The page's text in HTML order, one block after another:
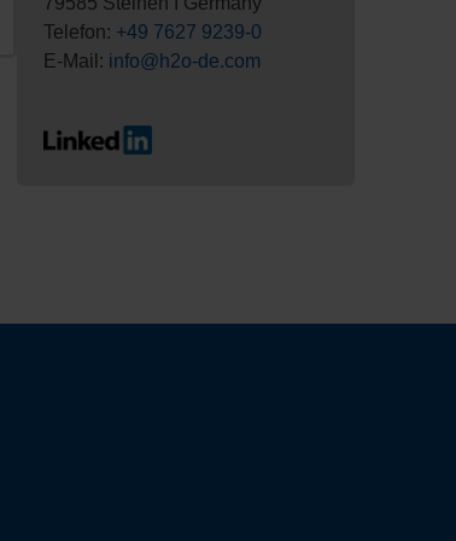
Telefon: +49 7627 9239-0
E-Mail: info@h2o-de.com